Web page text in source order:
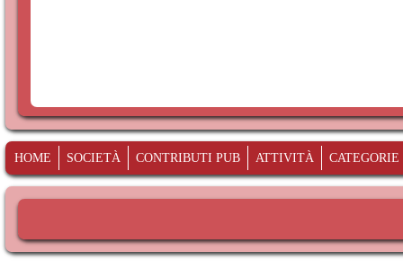
HOME SOCIETÀ CONTRIBUTI PUB ATTIVITÀ CATEGORIE